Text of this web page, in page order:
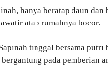
hanya beratap daun
atap rumahnya bocor.
tinggal bersama
pada pemberian